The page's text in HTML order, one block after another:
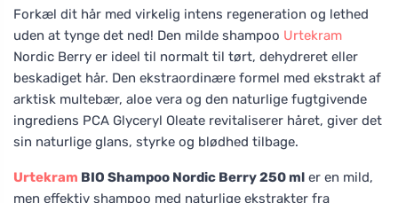
Forkæl dit hår med virkelig intens regeneration og lethed
uden at tynge det ned! Den milde shampoo Urtekram
Nordic Berry er ideel til normalt til tørt, dehydreret eller
beskadiget hår. Den ekstraordinære formel med ekstrakt af
arktisk multebær, aloe vera og den naturlige fugtgivende
ingrediens PCA Glyceryl Oleate revitaliserer håret, giver det
sin naturlige glans, styrke og blødhed tilbage.
Urtekram BIO Shampoo Nordic Berry 250 ml er en mild,
men effektiv shampoo med naturlige ekstrakter fra